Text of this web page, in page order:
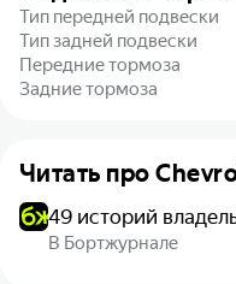
Тип передней подвески
Тип задней подвески
Передние тормоза
Задние тормоза
Читать про
49 историй
В Бортжурнале